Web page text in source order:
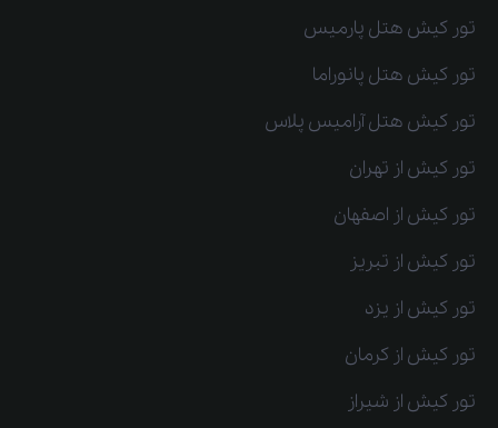
تور کیش هتل پارمیس
تور کیش هتل پانوراما
تور کیش هتل آرامیس پلاس
تور کیش از تهران
تور کیش از اصفهان
تور کیش از تبریز
تور کیش از یزد
تور کیش از کرمان
تور کیش از شیراز